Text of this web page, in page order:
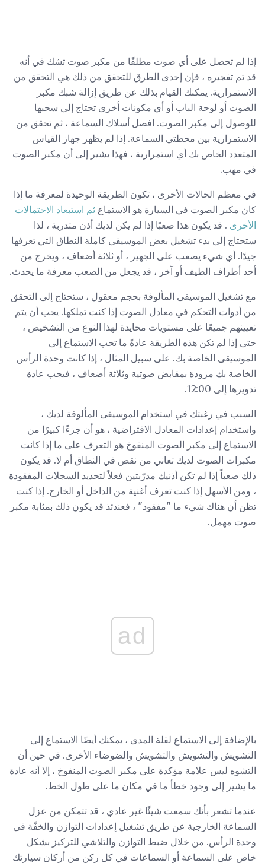
إذا لم تحصل على أي صوت مطلقًا من مكبر صوت تشك في أنه
قد تم تفجيره ، فإن إحدى الطرق للتحقق من ذلك هي التحقق من
الاستمرارية. يمكنك القيام بذلك عن طريق إزالة شبك مكبر
الصوت أو لوحة الباب أو أي مكونات أخرى تحتاج إلى سحبها
للوصول إلى مكبر الصوت. افصل أسلاك السماعة ، ثم تحقق من
الاستمرارية بين محطتي السماعة. إذا لم يظهر جهاز القياس
المتعدد الخاص بك أي استمرارية ، فهذا يشير إلى أن مكبر الصوت
في مهب.
في معظم الحالات الأخرى ، تكون الطريقة الوحيدة لمعرفة ما إذا
كان مكبر الصوت في السيارة هو الاستماع ثم استبعاد الاحتمالات
الأخرى . قد يكون هذا صعبًا إذا لم يكن لديك أذن متدربة ، لذا
ستحتاج إلى بدء تشغيل بعض الموسيقى كاملة النطاق التي تعرفها
جيدًا. أي شيء يصعب على الجهير ، أو ثلاثة أضعاف ، ويخرج من
أحد أطراف الطيف أو آخر ، قد يجعل من الصعب معرفة ما يحدث.
مع تشغيل الموسيقى المألوفة بحجم معقول ، ستحتاج إلى التحقق
من أدوات التحكم في معادل الصوت إذا كنت تملكها. يجب أن يتم
تعيينهم جميعًا على مستويات محايدة لهذا النوع من التشخيص ،
حتى إذا لم تكن هذه الطريقة عادةً ما تحب الاستماع إلى
الموسيقى الخاصة بك. على سبيل المثال ، إذا كانت وحدة الرأس
الخاصة بك مزودة بمقابض صوتية وثلاثة أضعاف ، فيجب عادة
تدويرها إلى 12:00.
السبب في رغبتك في استخدام الموسيقى المألوفة لديك ،
واستخدام إعدادات المعادل الافتراضية ، هو أن جزءًا كبيرًا من
الاستماع إلى مكبر الصوت المنفوخ هو التعرف على ما إذا كانت
مكبرات الصوت لديك تعاني من نقص في النطاق أم لا. قد يكون
ذلك صعباً إذا لم تكن أذنيك مدرّبتين فعلاً لتحديد السجلات المفقودة
، ومن الأسهل إذا كنت تعرف أغنية من الداخل أو الخارج. إذا كنت
تظن أن هناك شيء ما "مفقود" ، فعندئذ قد يكون ذلك بمثابة مكبر
صوت مهمل.
ad
بالإضافة إلى الاستماع لقلة المدى ، يمكنك أيضًا الاستماع إلى
التشويش والتشويش والتشويش والضوضاء الأخرى. في حين أن
التشوه ليس علامة مؤكدة على مكبر الصوت المنفوخ ، إلا أنه عادة
ما يشير إلى وجود خطأ ما في مكان ما على طول الخط.
عندما تشعر بأنك سمعت شيئًا غير عادي ، قد تتمكن من عزل
السماعة الخارجية عن طريق تشغيل إعدادات التوازن والخفّة في
وحدة الرأس. من خلال ضبط التوازن والتلاشي للتركيز بشكل
خاص على السماعة أو السماعات في كل ركن من أركان سيارتك